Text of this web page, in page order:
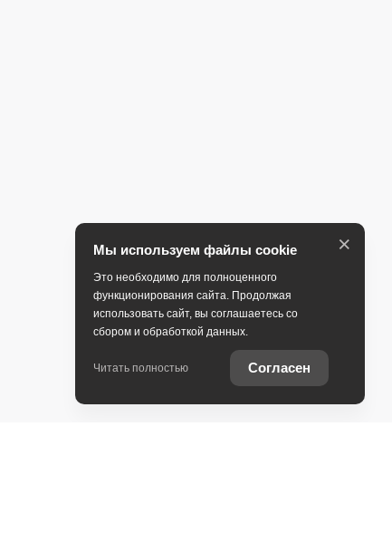
Мы используем файлы cookie
Это необходимо для полноценного
функционирования сайта. Продолжая
использовать сайт, вы соглашаетесь со
сбором и обработкой данных.
Читать полностью Согласен
×